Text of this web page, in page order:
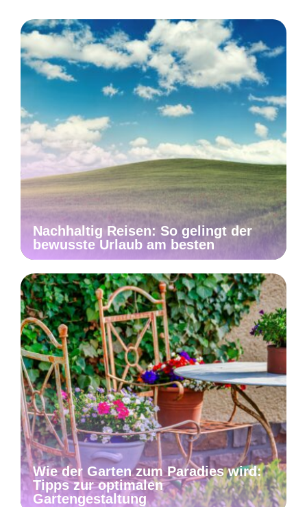
Nachhaltig Reisen: So gelingt der
bewusste Urlaub am besten
Wie der Garten zum Paradies wird:
Tipps zur optimalen
Gartengestaltung